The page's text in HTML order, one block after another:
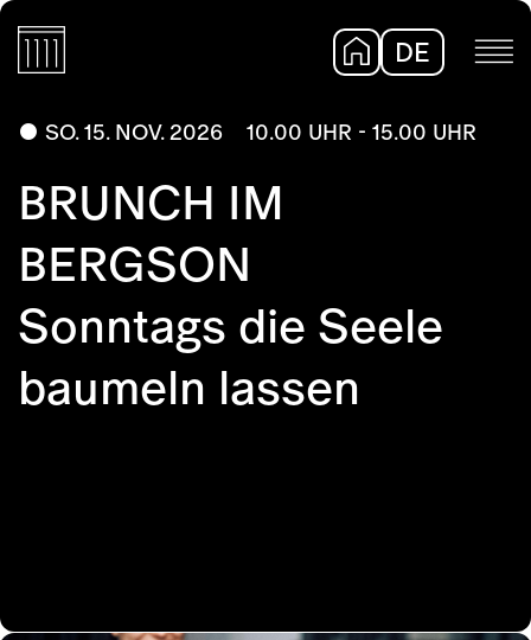
DE
SO. 15. NOV. 2026 10.00 UHR - 15.00 UHR
BRUNCH IM
BERGSON
Sonntags die Seele
baumeln lassen